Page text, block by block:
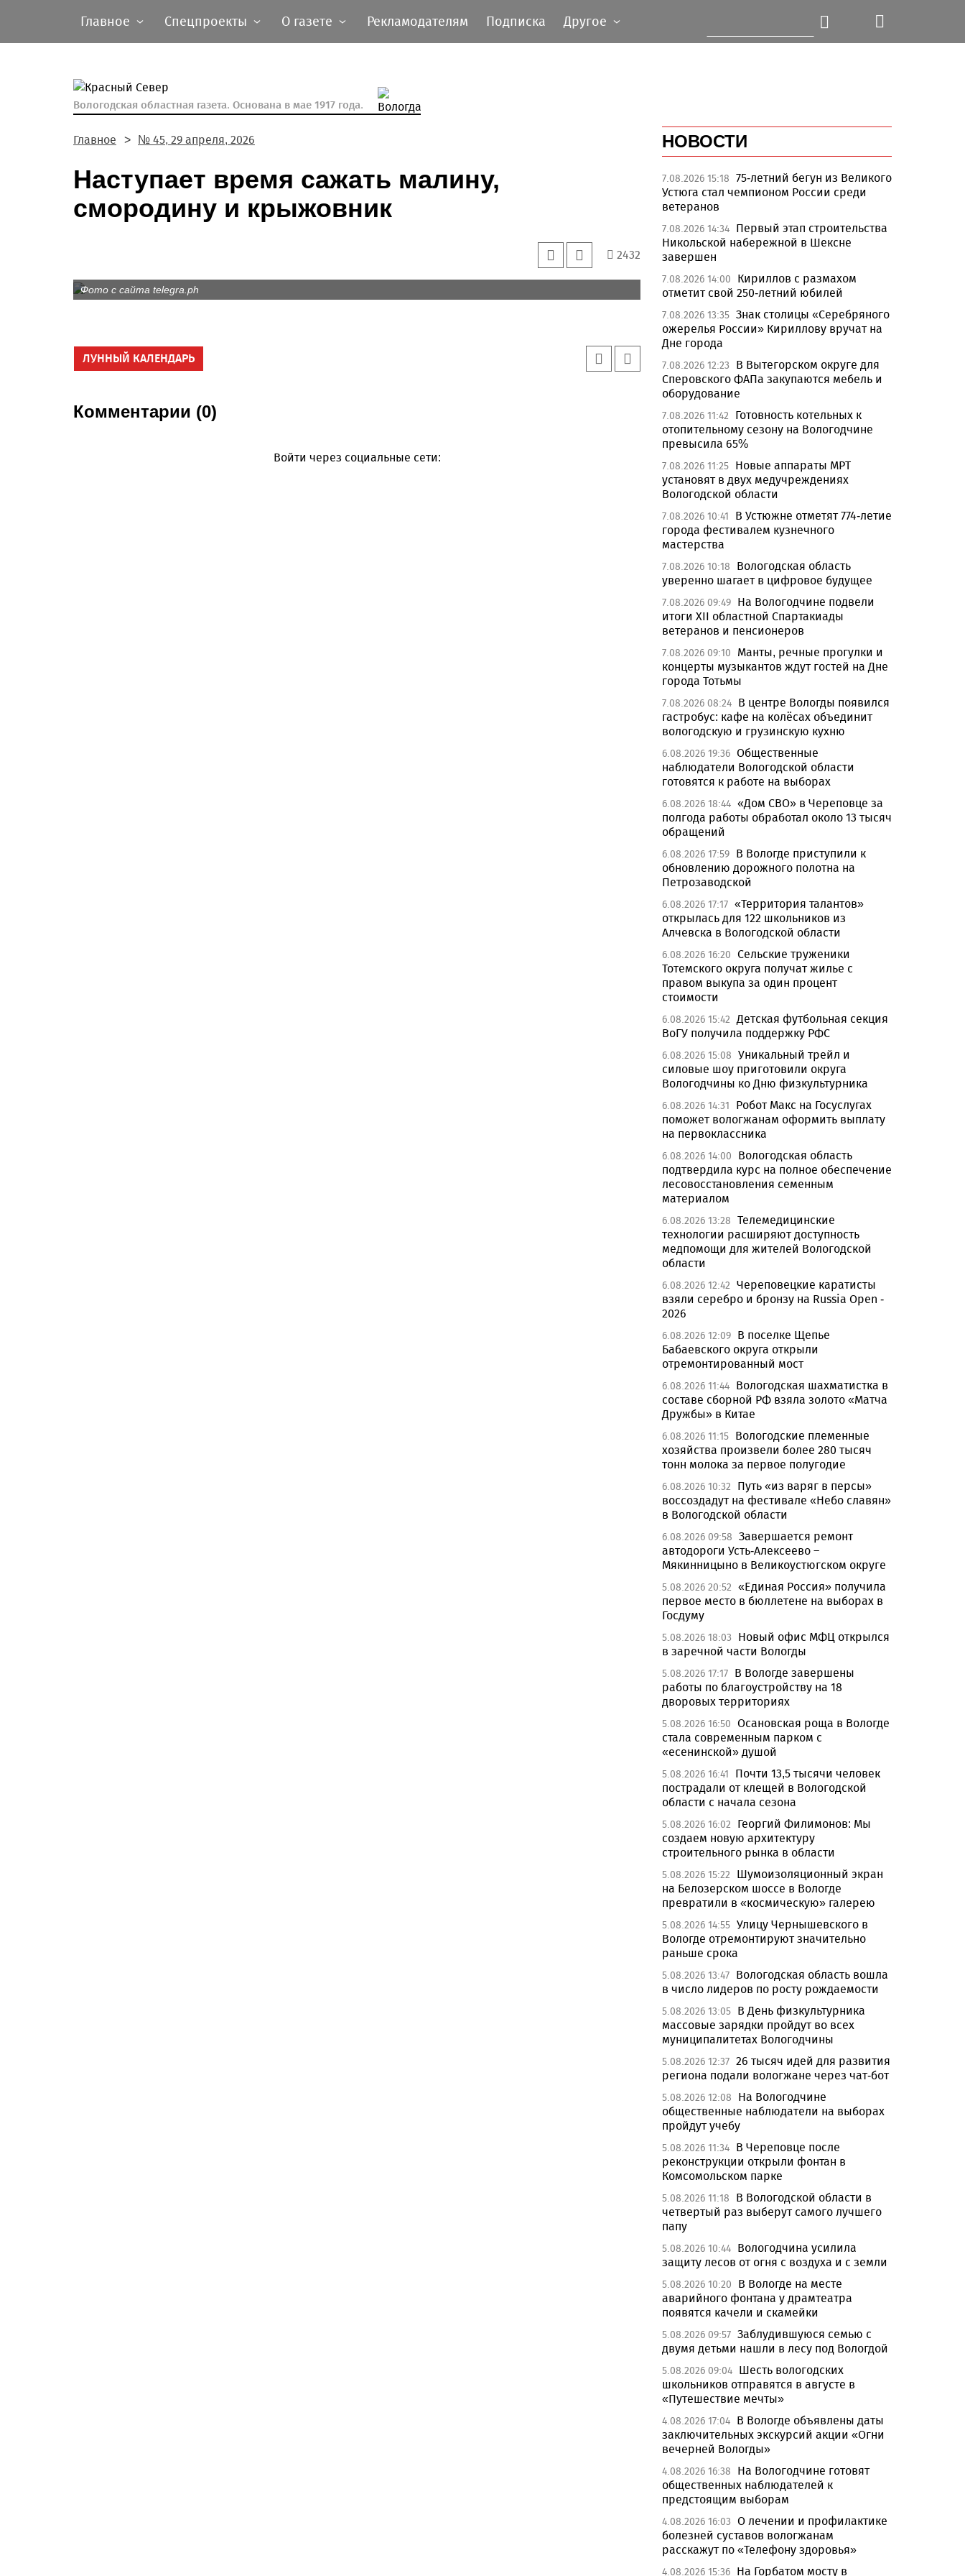
Главное Спецпроекты О газете Рекламодателям Подписка Другое
Вологодская областная газета. Основана в мае 1917 года.
Главное № 45, 29 апреля, 2026
Наступает время сажать малину,
смородину и крыжовник
2432
Фото с сайта telegra.ph
ЛУННЫЙ КАЛЕНДАРЬ
Комментарии (0)
Войти через социальные сети:
НОВОСТИ
7.08.2026 15:18 75-летний бегун из Великого
Устюга стал чемпионом России среди
ветеранов
7.08.2026 14:34 Первый этап строительства
Никольской набережной в Шексне
завершен
7.08.2026 14:00
Кириллов с размахом
отметит свой 250-летний юбилей
7.08.2026 13:35 Знак столицы «Серебряного
ожерелья России» Кириллову вручат на
Дне города
7.08.2026 12:23
В Вытегорском округе для
Сперовского ФАПа закупаются мебель и
оборудование
7.08.2026 11:42
Готовность котельных к
отопительному сезону на Вологодчине
превысила 65%
7.08.2026 11:25 Новые аппараты МРТ
установят в двух медучреждениях
Вологодской области
7.08.2026 10:41
В Устюжне отметят 774-летие
города фестивалем кузнечного
мастерства
7.08.2026 10:18
Вологодская область
уверенно шагает в цифровое будущее
7.08.2026 09:49 На Вологодчине подвели
итоги XII областной Спартакиады
ветеранов и пенсионеров
7.08.2026 09:10
Манты, речные прогулки и
концерты музыкантов ждут гостей на Дне
города Тотьмы
7.08.2026 08:24 В центре Вологды появился
гастробус: кафе на колёсах объединит
вологодскую и грузинскую кухню
6.08.2026 19:36 Общественные
наблюдатели Вологодской области
готовятся к работе на выборах
6.08.2026 18:44 «Дом СВО» в Череповце за
полгода работы обработал около 13 тысяч
обращений
6.08.2026 17:59 В Вологде приступили к
обновлению дорожного полотна на
Петрозаводской
6.08.2026 17:17 «Территория талантов»
открылась для 122 школьников из
Алчевска в Вологодской области
6.08.2026 16:20 Сельские труженики
Тотемского округа получат жилье с
правом выкупа за один процент
стоимости
6.08.2026 15:42 Детская футбольная секция
ВоГУ получила поддержку РФС
6.08.2026 15:08 Уникальный трейл и
силовые шоу приготовили округа
Вологодчины ко Дню физкультурника
6.08.2026 14:31
Робот Макс на Госуслугах
поможет вологжанам оформить выплату
на первоклассника
6.08.2026 14:00
Вологодская область
подтвердила курс на полное обеспечение
лесовосстановления семенным
материалом
6.08.2026 13:28 Телемедицинские
технологии расширяют доступность
медпомощи для жителей Вологодской
области
6.08.2026 12:42 Череповецкие каратисты
взяли серебро и бронзу на Russia Open -
2026
6.08.2026 12:09 В поселке Щепье
Бабаевского округа открыли
отремонтированный мост
6.08.2026 11:44 Вологодская шахматистка в
составе сборной РФ взяла золото «Матча
Дружбы» в Китае
6.08.2026 11:15 Вологодские племенные
хозяйства произвели более 280 тысяч
тонн молока за первое полугодие
6.08.2026 10:32
Путь «из варяг в персы»
воссоздадут на фестивале «Небо славян»
в Вологодской области
6.08.2026 09:58 Завершается ремонт
автодороги Усть-Алексеево –
Мякинницыно в Великоустюгском округе
5.08.2026 20:52 «Единая Россия» получила
первое место в бюллетене на выборах в
Госдуму
5.08.2026 18:03
Новый офис МФЦ открылся
в заречной части Вологды
5.08.2026 17:17 В Вологде завершены
работы по благоустройству на 18
дворовых территориях
5.08.2026 16:50 Осановская роща в Вологде
стала современным парком с
«есенинской» душой
5.08.2026 16:41
Почти 13,5 тысячи человек
пострадали от клещей в Вологодской
области с начала сезона
5.08.2026 16:02
Георгий Филимонов: Мы
создаем новую архитектуру
строительного рынка в области
5.08.2026 15:22
Шумоизоляционный экран
на Белозерском шоссе в Вологде
превратили в «космическую» галерею
5.08.2026 14:55 Улицу Чернышевского в
Вологде отремонтируют значительно
раньше срока
5.08.2026 13:47 Вологодская область вошла
в число лидеров по росту рождаемости
5.08.2026 13:05 В День физкультурника
массовые зарядки пройдут во всех
муниципалитетах Вологодчины
5.08.2026 12:37 26 тысяч идей для развития
региона подали вологжане через чат-бот
5.08.2026 12:08
На Вологодчине
общественные наблюдатели на выборах
пройдут учебу
5.08.2026 11:34 В Череповце после
реконструкции открыли фонтан в
Комсомольском парке
5.08.2026 11:18
В Вологодской области в
четвертый раз выберут самого лучшего
папу
5.08.2026 10:44 Вологодчина усилила
защиту лесов от огня с воздуха и с земли
5.08.2026 10:20
В Вологде на месте
аварийного фонтана у драмтеатра
появятся качели и скамейки
5.08.2026 09:57 Заблудившуюся семью с
двумя детьми нашли в лесу под Вологдой
5.08.2026 09:04 Шесть вологодских
школьников отправятся в августе в
«Путешествие мечты»
4.08.2026 17:04 В Вологде объявлены даты
заключительных экскурсий акции «Огни
вечерней Вологды»
4.08.2026 16:38
На Вологодчине готовят
общественных наблюдателей к
предстоящим выборам
4.08.2026 16:03 О лечении и профилактике
болезней суставов вологжанам
расскажут по «Телефону здоровья»
4.08.2026 15:36 На Горбатом мосту в